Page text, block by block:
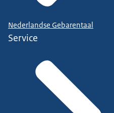
Nederlandse Gebarentaal
Service